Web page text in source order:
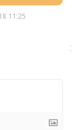
11:25